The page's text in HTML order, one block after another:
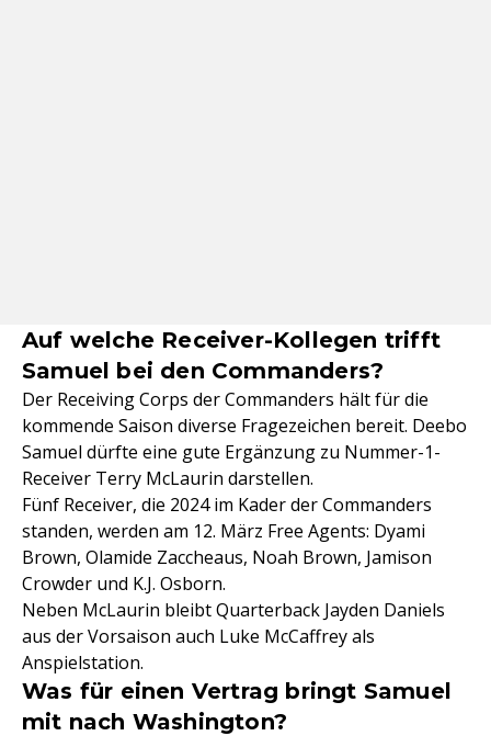
Auf welche Receiver-Kollegen trifft
Samuel bei den Commanders?
Der Receiving Corps der Commanders hält für die
kommende Saison diverse Fragezeichen bereit. Deebo
Samuel dürfte eine gute Ergänzung zu Nummer-1-
Receiver Terry McLaurin darstellen.
Fünf Receiver, die 2024 im Kader der Commanders
standen, werden am 12. März Free Agents: Dyami
Brown, Olamide Zaccheaus, Noah Brown, Jamison
Crowder und K.J. Osborn.
Neben McLaurin bleibt Quarterback Jayden Daniels
aus der Vorsaison auch Luke McCaffrey als
Anspielstation.
Was für einen Vertrag bringt Samuel
mit nach Washington?